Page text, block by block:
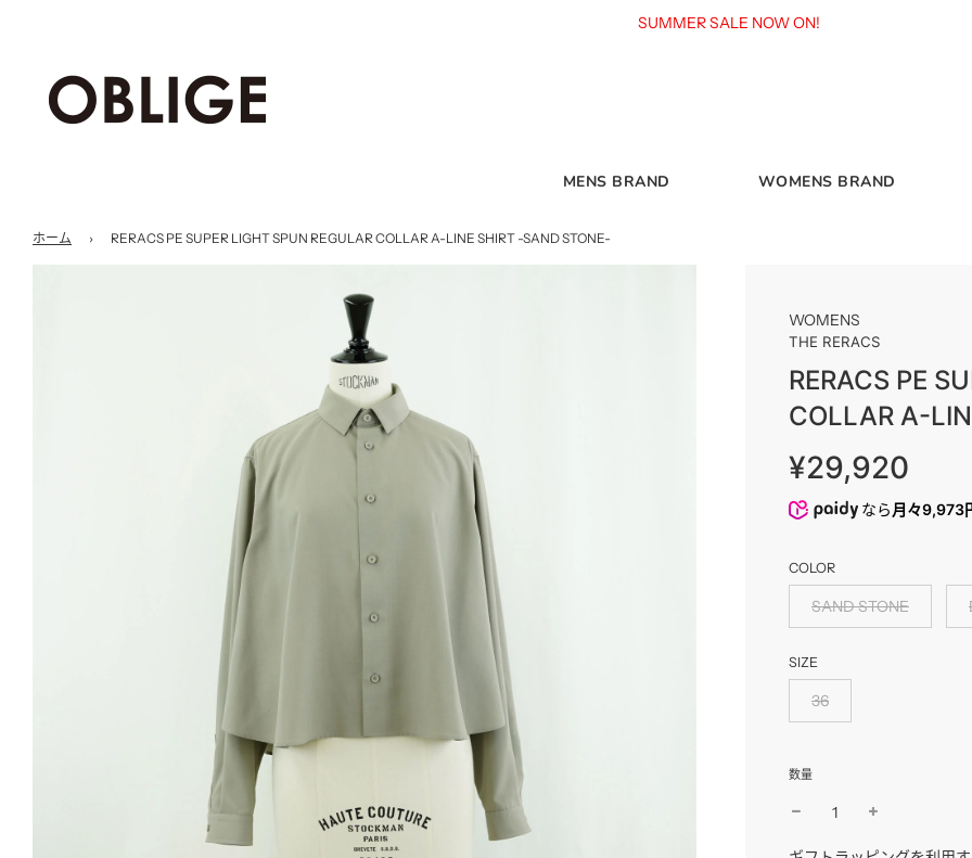
SUMMER SALE NOW ON!
MENS BRAND WOMENS BRAND
ホーム › RERACS PE SUPER LIGHT SPUN REGULAR COLLAR A-LINE SHIRT -SAND STONE-
WOMENS
THE RERACS
RERACS PE
COLLAR A-
販
売
価
通
常
価
¥29,920
なら 月々9,973
COLOR
SAND STONE
SIZE
36
数量